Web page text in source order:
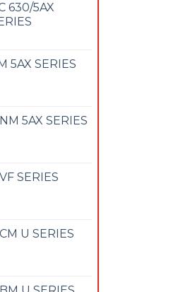
630/5AX
5AX SERIES
5AX SERIES
SERIES
U SERIES